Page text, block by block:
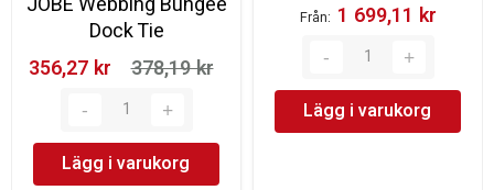
Dock Tie
356,27 kr‎
378,19 kr‎
Lägg i varukorg
Från 1 699,11 kr‎
Lägg i varukorg